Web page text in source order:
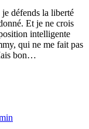
défends la liberté
Et je ne crois
intelligente
qui ne me fait pas
bon…